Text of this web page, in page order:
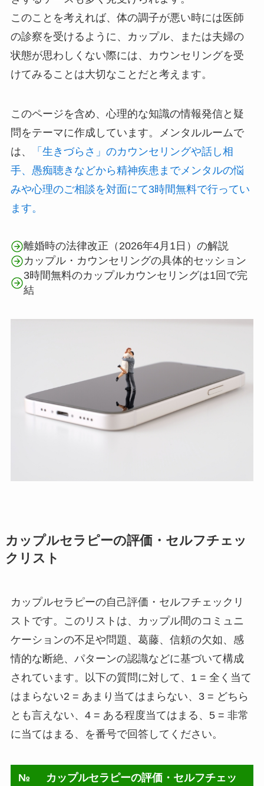
このことを考えれば、体の調子が悪い時には医師
の診察を受けるように、カップル、または夫婦の
状態が思わしくない際には、カウンセリングを受
けてみることは大切なことだと考えます。
このページを含め、心理的な知識の情報発信と疑
問をテーマに作成しています。メンタルルームで
は、
「生きづらさ」のカウンセリングや話し相
手、愚痴聴きなどから精神疾患までメンタルの悩
みや心理のご相談を対面にて3時間無料で行ってい
ます。
離婚時の法律改正（2026年4月1日）の解説
カップル・カウンセリングの具体的セッション
3時間無料のカップルカウンセリングは1回で完
結
カップルセラピーの評価・セルフチェッ
クリスト
カップルセラピーの自己評価・セルフチェックリ
ストです。このリストは、カップル間のコミュニ
ケーションの不足や問題、葛藤、信頼の欠如、感
情的な断絶、パターンの認識などに基づいて構成
されています。以下の質問に対して、1 = 全く当て
はまらない2 = あまり当てはまらない、3 = どちら
とも言えない、4 = ある程度当てはまる、5 = 非常
に当てはまる、を番号で回答してください。
№
カップルセラピーの評価・セルフチェッ